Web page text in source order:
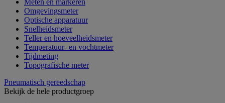
Omgevingsmeter
Optische apparatuur
Snelheidsmeter
Teller en hoeveelheidsmeter
Temperatuur- en vochtmeter
Tijdmeting
Topografische meter
Pneumatisch gereedschap
Bekijk de hele productgroep